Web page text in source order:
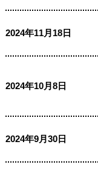
2024年11月18日
2024年10月8日
2024年9月30日